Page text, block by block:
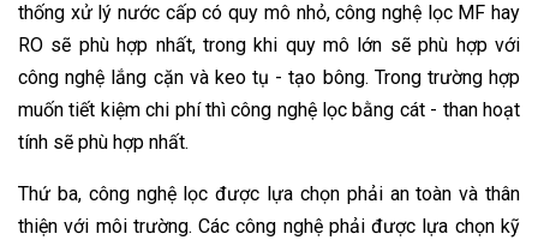
thống xử lý nước cấp có quy mô nhỏ, công nghệ lọc MF hay
RO sẽ phù hợp nhất, trong khi quy mô lớn sẽ phù hợp với
công nghệ lắng cặn và keo tụ - tạo bông. Trong trường hợp
muốn tiết kiệm chi phí thì công nghệ lọc bằng cát - than hoạt
tính sẽ phù hợp nhất.
Thứ ba, công nghệ lọc được lựa chọn phải an toàn và thân
thiện với môi trường. Các công nghệ phải được lựa chọn kỹ